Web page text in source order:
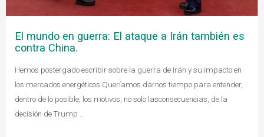
El mundo en guerra: El ataque a Irán también es
contra China.
Hemos postergado escribir sobre la guerra de Irán y su impacto en
los mercados energéticos.Queríamos darnos tiempo para entender,
dentro de lo posible, los motivos, no solo lasconsecuencias, de la
decisión de Trump ...